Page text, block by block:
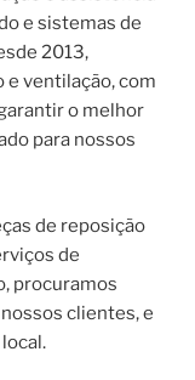
e sistemas de
2013,
ventilação, com
o melhor
para nossos
de reposição
de
procuramos
clientes, e